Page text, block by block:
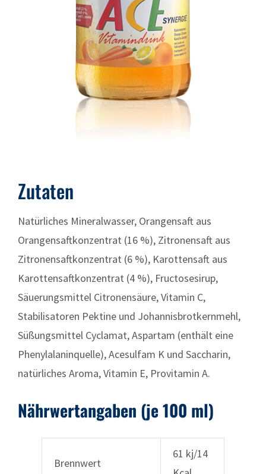
Zutaten
Natürliches Mineralwasser, Orangensaft aus
Orangensaftkonzentrat (16 %), Zitronensaft aus
Zitronensaftkonzentrat (6 %), Karottensaft aus
Karottensaftkonzentrat (4 %), Fructosesirup,
Säuerungsmittel Citronensäure, Vitamin C,
Stabilisatoren Pektine und Johannisbrotkernmehl,
Süßungsmittel Cyclamat, Aspartam (enthält eine
Phenylalaninquelle), Acesulfam K und Saccharin,
natürliches Aroma, Vitamin E, Provitamin A.
Nährwertangaben (je 100 ml)
Brennwert
61 kj/14